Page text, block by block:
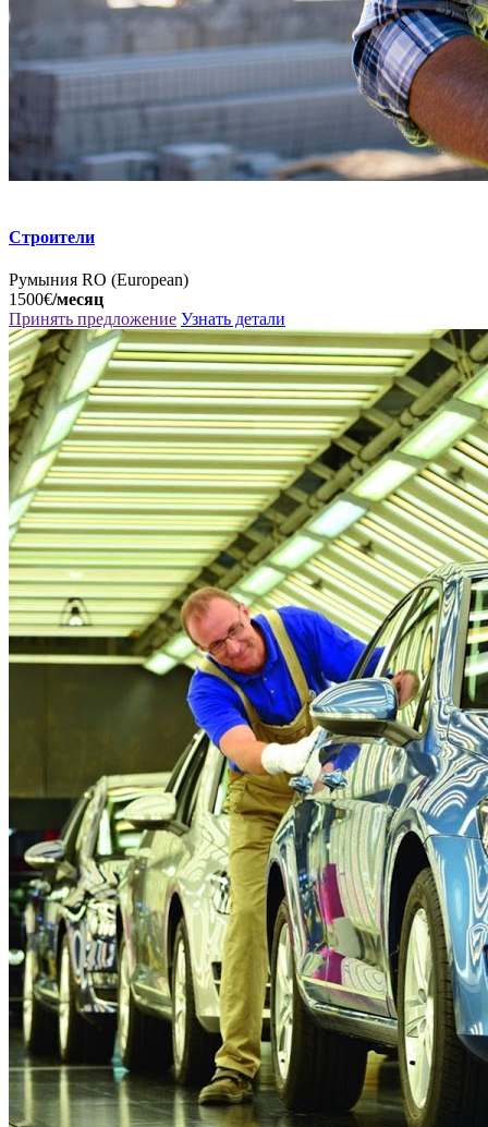
Строители
Румыния RO (European)
1500€/месяц
Принять предложение Узнать детали